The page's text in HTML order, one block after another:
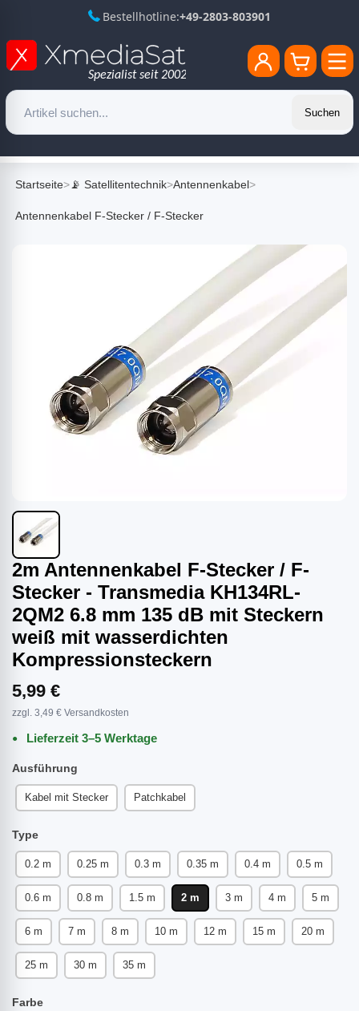
Bestellhotline:+49-2803-803901
Suchen
Startseite>📡 Satellitentechnik>Antennenkabel>
Antennenkabel F-Stecker / F-Stecker
2m Antennenkabel F-Stecker / F-
Stecker - Transmedia KH134RL-
2QM2 6.8 mm 135 dB mit Steckern
weiß mit wasserdichten
Kompressionsteckern
5,99 €
zzgl. 3,49 € Versandkosten
Lieferzeit 3–5 Werktage
Ausführung
Kabel mit Stecker Patchkabel
Type
0.2 m 0.25 m 0.3 m 0.35 m 0.4 m 0.5 m
0.6 m 0.8 m 1.5 m 2 m 3 m 4 m 5 m
6 m 7 m 8 m 10 m 12 m 15 m 20 m
25 m 30 m 35 m
Farbe